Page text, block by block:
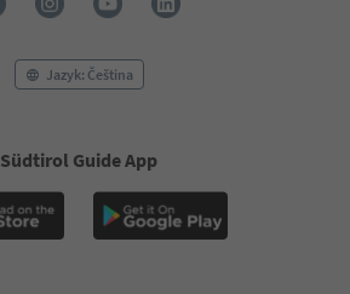
Jazyk: Čeština
Südtirol Guide App